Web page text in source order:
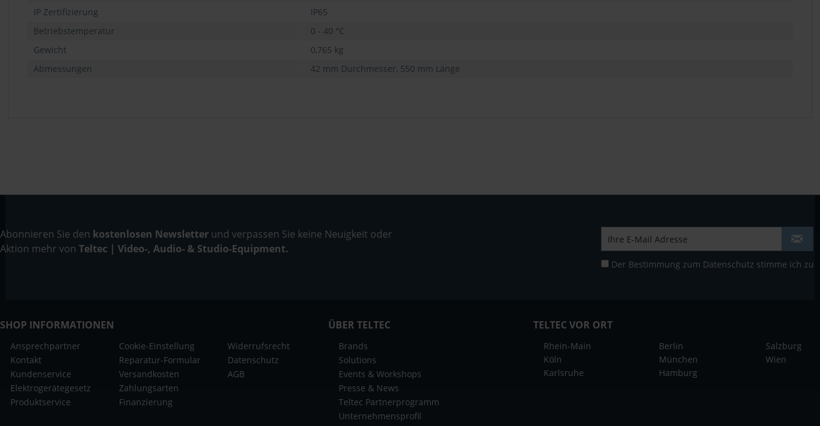
IP Zertifizierung
IP65
Betriebstemperatur
0 - 40 °C
Gewicht
0,765 kg
Abmessungen
42 mm Durchmesser, 550 mm Länge
Abonnieren Sie den kostenlosen Newsletter und verpassen Sie keine Neuigkeit oder
Aktion mehr von Teltec | Video-, Audio- & Studio-Equipment.
Der Bestimmung zum Datenschutz stimme ich zu
SHOP INFORMATIONEN
Ansprechpartner
Kontakt
Kundenservice
Elektrogerätegesetz
Produktservice
Cookie-Einstellung
Reparatur-Formular
Versandkosten
Zahlungsarten
Finanzierung
Widerrufsrecht
Datenschutz
AGB
ÜBER TELTEC
Brands
Solutions
Events & Workshops
Presse & News
Teltec Partnerprogramm
Unternehmensprofil
TELTEC VOR ORT
Rhein-Main
Köln
Karlsruhe
Berlin
München
Hamburg
Salzburg
Wien